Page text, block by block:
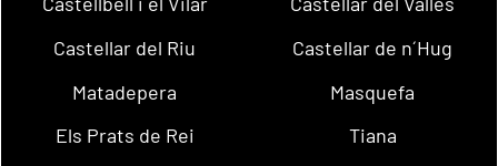
Castellar del Riu
Castellar de n´Hug
Matadepera
Masquefa
Els Prats de Rei
Tiana